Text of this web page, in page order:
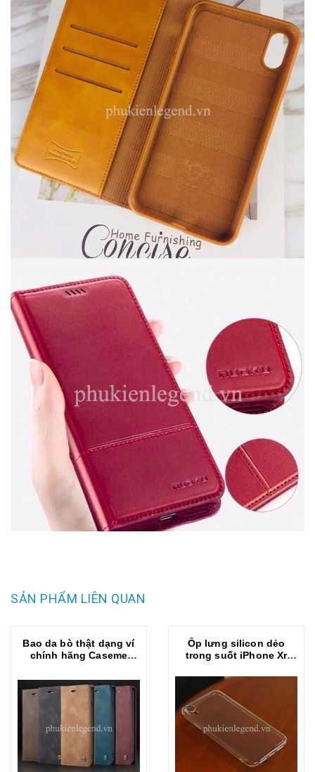
SẢN PHẨM LIÊN QUAN
Bao da bò thật dạng ví
chính hãng Caseme
Ốp lưng silicon dẻo
trong suốt iPhone Xr